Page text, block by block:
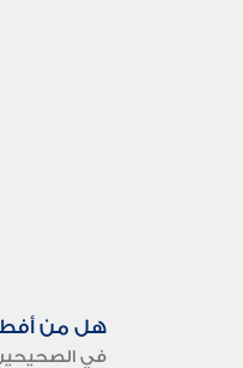
هل من
في